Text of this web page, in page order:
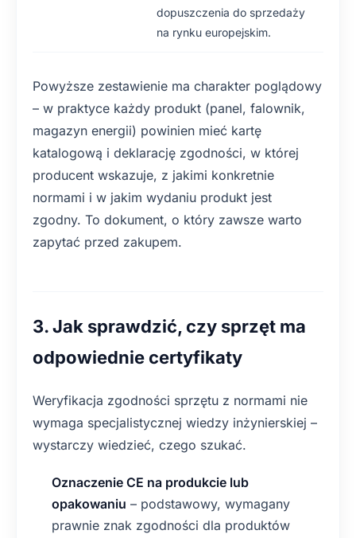
dopuszczenia do sprzedaży
na rynku europejskim.
Powyższe zestawienie ma charakter poglądowy
– w praktyce każdy produkt (panel, falownik,
magazyn energii) powinien mieć kartę
katalogową i deklarację zgodności, w której
producent wskazuje, z jakimi konkretnie
normami i w jakim wydaniu produkt jest
zgodny. To dokument, o który zawsze warto
zapytać przed zakupem.
3. Jak sprawdzić, czy sprzęt ma
odpowiednie certyfikaty
Weryfikacja zgodności sprzętu z normami nie
wymaga specjalistycznej wiedzy inżynierskiej –
wystarczy wiedzieć, czego szukać.
Oznaczenie CE na produkcie lub
opakowaniu – podstawowy, wymagany
prawnie znak zgodności dla produktów